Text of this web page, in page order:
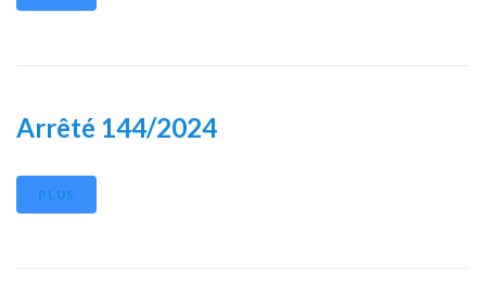
Arrêté 144/2024
PLUS